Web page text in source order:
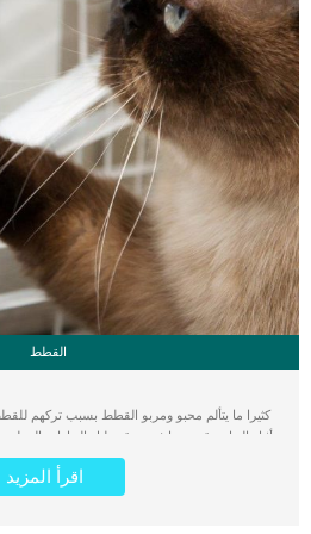
القطط
كثيرا ما يتألم محبو ومربو القطط بسبب تركهم
أثناء النهار. وقد وردنا في موقع دليل العيادات
القطط وهل من الصحي ترك القط وحيدا في
لترك االقط فترات طويلة في المنزل يجب عليك
اقرأ المزيد